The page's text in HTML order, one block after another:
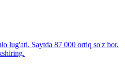
lug'ati. Saytda 87 000 ortiq so'z bor.